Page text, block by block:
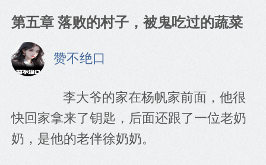
第五章 落败的村子，被鬼吃过的蔬菜
赞不绝口
李大爷的家在杨帆家前面，他很
快回家拿来了钥匙，后面还跟了一位老奶
奶，是他的老伴徐奶奶。